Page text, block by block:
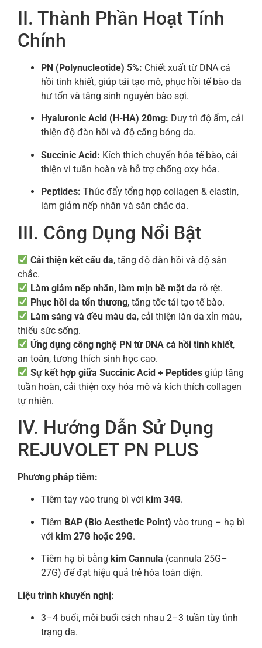
II. Thành Phần Hoạt Tính
Chính
PN (Polynucleotide) 5%: Chiết xuất từ DNA cá
hồi tinh khiết, giúp tái tạo mô, phục hồi tế bào da
hư tổn và tăng sinh nguyên bào sợi.
Hyaluronic Acid (H-HA) 20mg: Duy trì độ ẩm, cải
thiện độ đàn hồi và độ căng bóng da.
Succinic Acid: Kích thích chuyển hóa tế bào, cải
thiện vi tuần hoàn và hỗ trợ chống oxy hóa.
Peptides: Thúc đẩy tổng hợp collagen & elastin,
làm giảm nếp nhăn và săn chắc da.
III. Công Dụng Nổi Bật
Cải thiện kết cấu da, tăng độ đàn hồi và độ săn
chắc.
Làm giảm nếp nhăn, làm mịn bề mặt da rõ rệt.
Phục hồi da tổn thương, tăng tốc tái tạo tế bào.
Làm sáng và đều màu da, cải thiện làn da xỉn màu,
thiếu sức sống.
Ứng dụng công nghệ PN từ DNA cá hồi tinh khiết,
an toàn, tương thích sinh học cao.
Sự kết hợp giữa Succinic Acid + Peptides giúp tăng
tuần hoàn, cải thiện oxy hóa mô và kích thích collagen
tự nhiên.
IV. Hướng Dẫn Sử Dụng
REJUVOLET PN PLUS
Phương pháp tiêm:
Tiêm tay vào trung bì với kim 34G.
Tiêm BAP (Bio Aesthetic Point) vào trung – hạ bì
với kim 27G hoặc 29G.
Tiêm hạ bì bằng kim Cannula (cannula 25G–
27G) để đạt hiệu quả trẻ hóa toàn diện.
Liệu trình khuyến nghị:
3–4 buổi, mỗi buổi cách nhau 2–3 tuần tùy tình
trạng da.